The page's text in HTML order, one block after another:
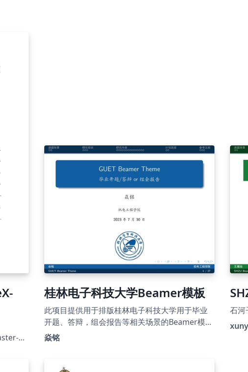
学
桂林电子科技大学Beamer模板
此项目提供用于排版桂林电子科技大学用于毕业
开题、答辩，组会报告等相关场景的Beamer模
板，旨在帮助桂林电子科技大学师生高效地完成
焱铭
石河